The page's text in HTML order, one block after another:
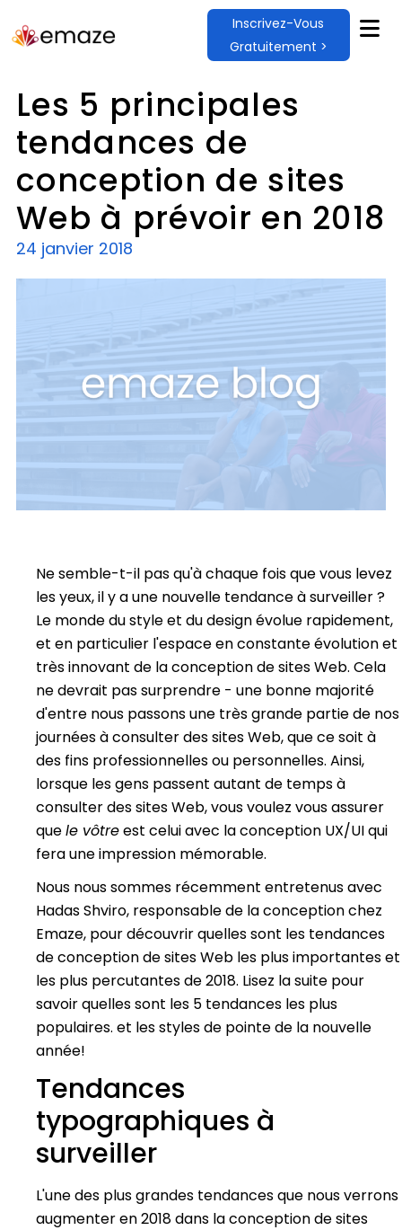
Inscrivez-Vous
Gratuitement >
Les 5 principales
tendances de
conception de sites
Web à prévoir en 2018
24 janvier 2018
Ne semble-t-il pas qu'à chaque fois que vous levez
les yeux, il y a une nouvelle tendance à surveiller ?
Le monde du style et du design évolue rapidement,
et en particulier l'espace en constante évolution et
très innovant de la conception de sites Web. Cela
ne devrait pas surprendre - une bonne majorité
d'entre nous passons une très grande partie de nos
journées à consulter des sites Web, que ce soit à
des fins professionnelles ou personnelles. Ainsi,
lorsque les gens passent autant de temps à
consulter des sites Web, vous voulez vous assurer
quele vôtreest celui avec la conception UX/UI qui
fera une impression mémorable.
Nous nous sommes récemment entretenus avec
Hadas Shviro, responsable de la conception chez
Emaze, pour découvrir quelles sont les tendances
de conception de sites Web les plus importantes et
les plus percutantes de 2018. Lisez la suite pour
savoir quelles sont les 5 tendances les plus
populaires. et les styles de pointe de la nouvelle
année!
Tendances
typographiques à
surveiller
L'une des plus grandes tendances que nous verrons
augmenter en 2018 dans la conception de sites